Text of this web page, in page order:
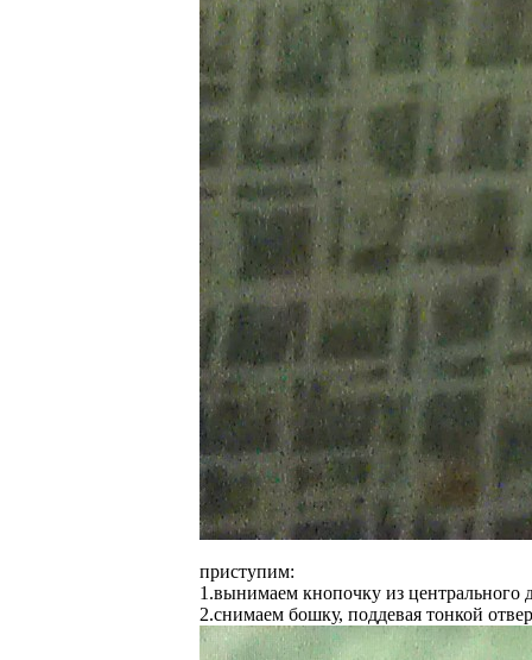
приступим:
1.вынимаем кнопочку из центрального
2.снимаем бошку, поддевая тонкой